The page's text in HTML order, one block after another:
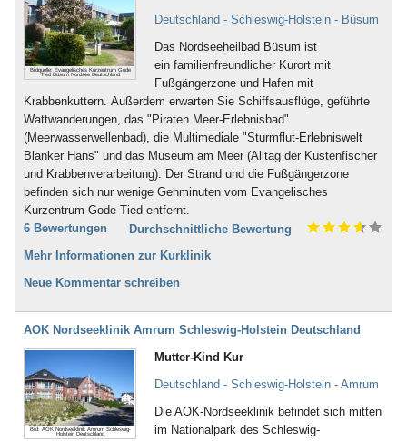
Bildquelle: Evangelisches Kurzentrum Gode
Tied Büsum Nordsee Deutschland
Deutschland - Schleswig-Holstein - Büsum
Das Nordseeheilbad Büsum ist
ein familienfreundlicher Kurort mit
Fußgängerzone und Hafen mit
Krabbenkuttern. Außerdem erwarten Sie Schiffsausflüge, geführte
Wattwanderungen, das "Piraten Meer-Erlebnisbad"
(Meerwasserwellenbad), die Multimediale "Sturmflut-Erlebniswelt
Blanker Hans" und das Museum am Meer (Alltag der Küstenfischer
und Krabbenverarbeitung). Der Strand und die Fußgängerzone
befinden sich nur wenige Gehminuten vom Evangelisches
Kurzentrum Gode Tied entfernt.
6 Bewertungen
Durchschnittliche Bewertung
Mehr Informationen zur Kurklinik
Neue Kommentar schreiben
AOK Nordseeklinik Amrum Schleswig-Holstein Deutschland
Bild: AOK Nordseeklinik Amrum Schleswig-
Holstein Deutschland
Mutter-Kind Kur
Deutschland - Schleswig-Holstein - Amrum
Die AOK-Nordseeklinik befindet sich mitten
im Nationalpark des Schleswig-